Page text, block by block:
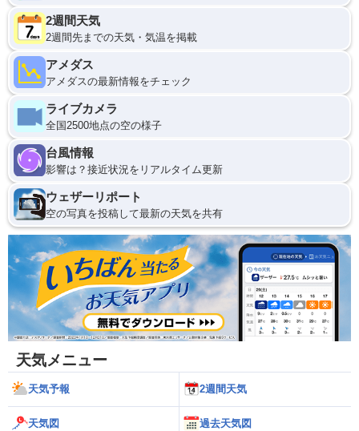
2週間天気
2週間先までの天気・気温を掲載
アメダス
アメダスの最新情報をチェック
ライブカメラ
全国2500地点の空の様子
台風情報
影響は？接近状況をリアルタイム更新
ウェザーリポート
空の写真を投稿して最新の天気を共有
天気メニュー
天気予報 2週間天気
天気図 過去天気図